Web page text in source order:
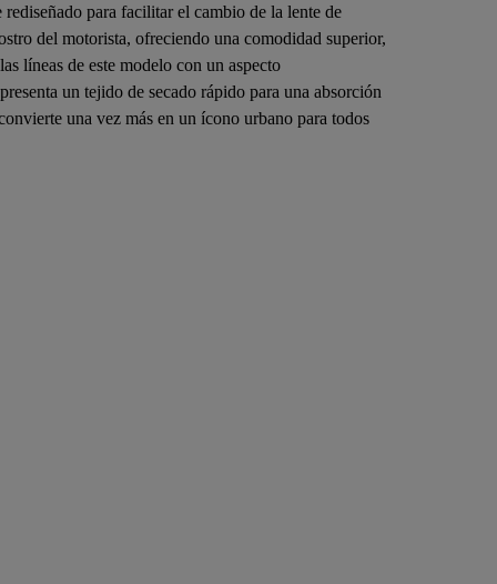
para facilitar el cambio de la lente de
del motorista, ofreciendo una comodidad superior,
líneas de este modelo con un aspecto
un tejido de secado rápido para una absorción
una vez más en un ícono urbano para todos